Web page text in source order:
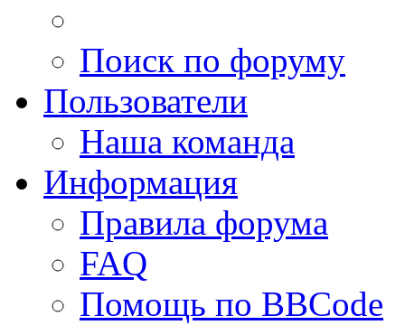
Поиск по форуму
Пользователи
Наша команда
Информация
Правила форума
FAQ
Помощь по BBCode